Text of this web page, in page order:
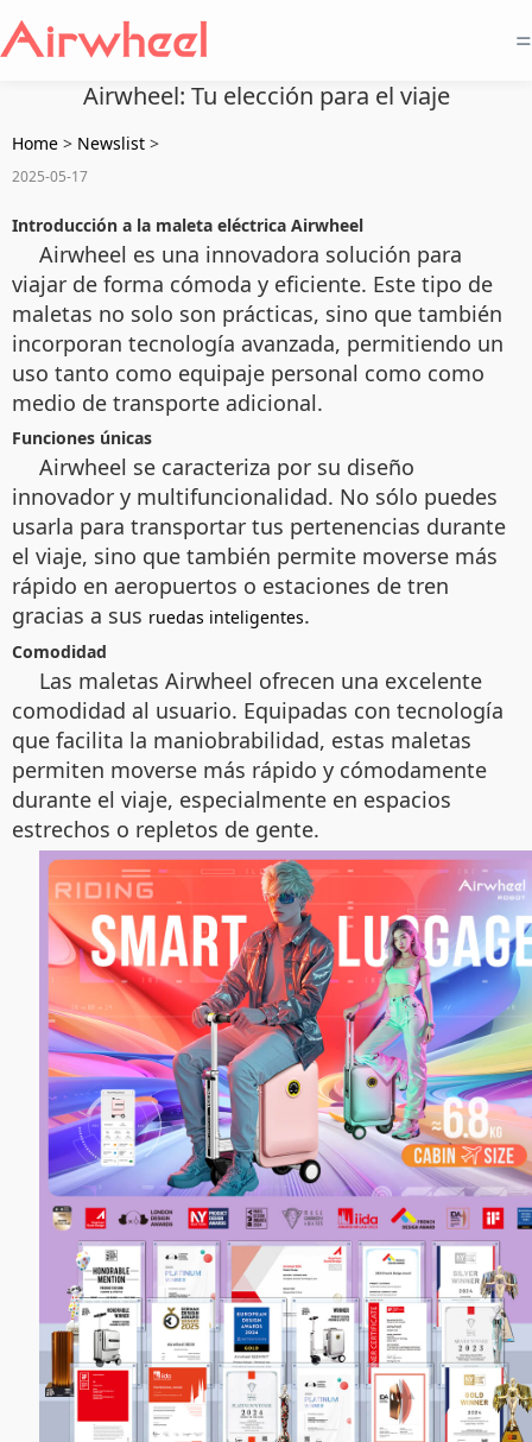
=
Airwheel: Tu elección para el viaje
Home > Newslist >
2025-05-17
Introducción a la maleta eléctrica Airwheel
Airwheel es una innovadora solución para
viajar de forma cómoda y eficiente. Este tipo de
maletas no solo son prácticas, sino que también
incorporan tecnología avanzada, permitiendo un
uso tanto como equipaje personal como como
medio de transporte adicional.
Funciones únicas
Airwheel se caracteriza por su diseño
innovador y multifuncionalidad. No sólo puedes
usarla para transportar tus pertenencias durante
el viaje, sino que también permite moverse más
rápido en aeropuertos o estaciones de tren
gracias a sus ruedas inteligentes.
Comodidad
Las maletas Airwheel ofrecen una excelente
comodidad al usuario. Equipadas con tecnología
que facilita la maniobrabilidad, estas maletas
permiten moverse más rápido y cómodamente
durante el viaje, especialmente en espacios
estrechos o repletos de gente.